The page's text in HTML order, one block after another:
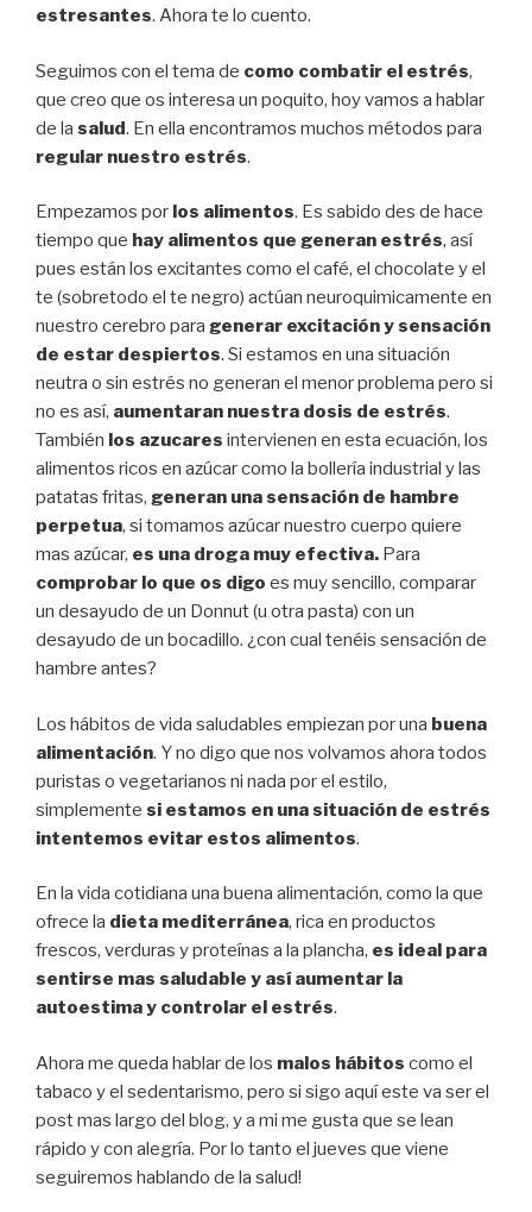
estresantes. Ahora te lo cuento.
Seguimos con el tema de como combatir el estrés,
que creo que os interesa un poquito, hoy vamos a hablar
de la salud. En ella encontramos muchos métodos para
regular nuestro estrés.
Empezamos por los alimentos. Es sabido des de hace
tiempo que hay alimentos que generan estrés, así
pues están los excitantes como el café, el chocolate y el
te (sobretodo el te negro) actúan neuroquimicamente en
nuestro cerebro para generar excitación y sensación
de estar despiertos. Si estamos en una situación
neutra o sin estrés no generan el menor problema pero si
no es así, aumentaran nuestra dosis de estrés.
También los azucares intervienen en esta ecuación, los
alimentos ricos en azúcar como la bollería industrial y las
patatas fritas, generan una sensación de hambre
perpetua, si tomamos azúcar nuestro cuerpo quiere
mas azúcar, es una droga muy efectiva. Para
comprobar lo que os digo es muy sencillo, comparar
un desayudo de un Donnut (u otra pasta) con un
desayudo de un bocadillo. ¿con cual tenéis sensación de
hambre antes?
Los hábitos de vida saludables empiezan por una buena
alimentación. Y no digo que nos volvamos ahora todos
puristas o vegetarianos ni nada por el estilo,
simplemente si estamos en una situación de estrés
intentemos evitar estos alimentos.
En la vida cotidiana una buena alimentación, como la que
ofrece la dieta mediterránea, rica en productos
frescos, verduras y proteínas a la plancha, es ideal para
sentirse mas saludable y así aumentar la
autoestima y controlar el estrés.
Ahora me queda hablar de los malos hábitos como el
tabaco y el sedentarismo, pero si sigo aquí este va ser el
post mas largo del blog, y a mi me gusta que se lean
rápido y con alegría. Por lo tanto el jueves que viene
seguiremos hablando de la salud!